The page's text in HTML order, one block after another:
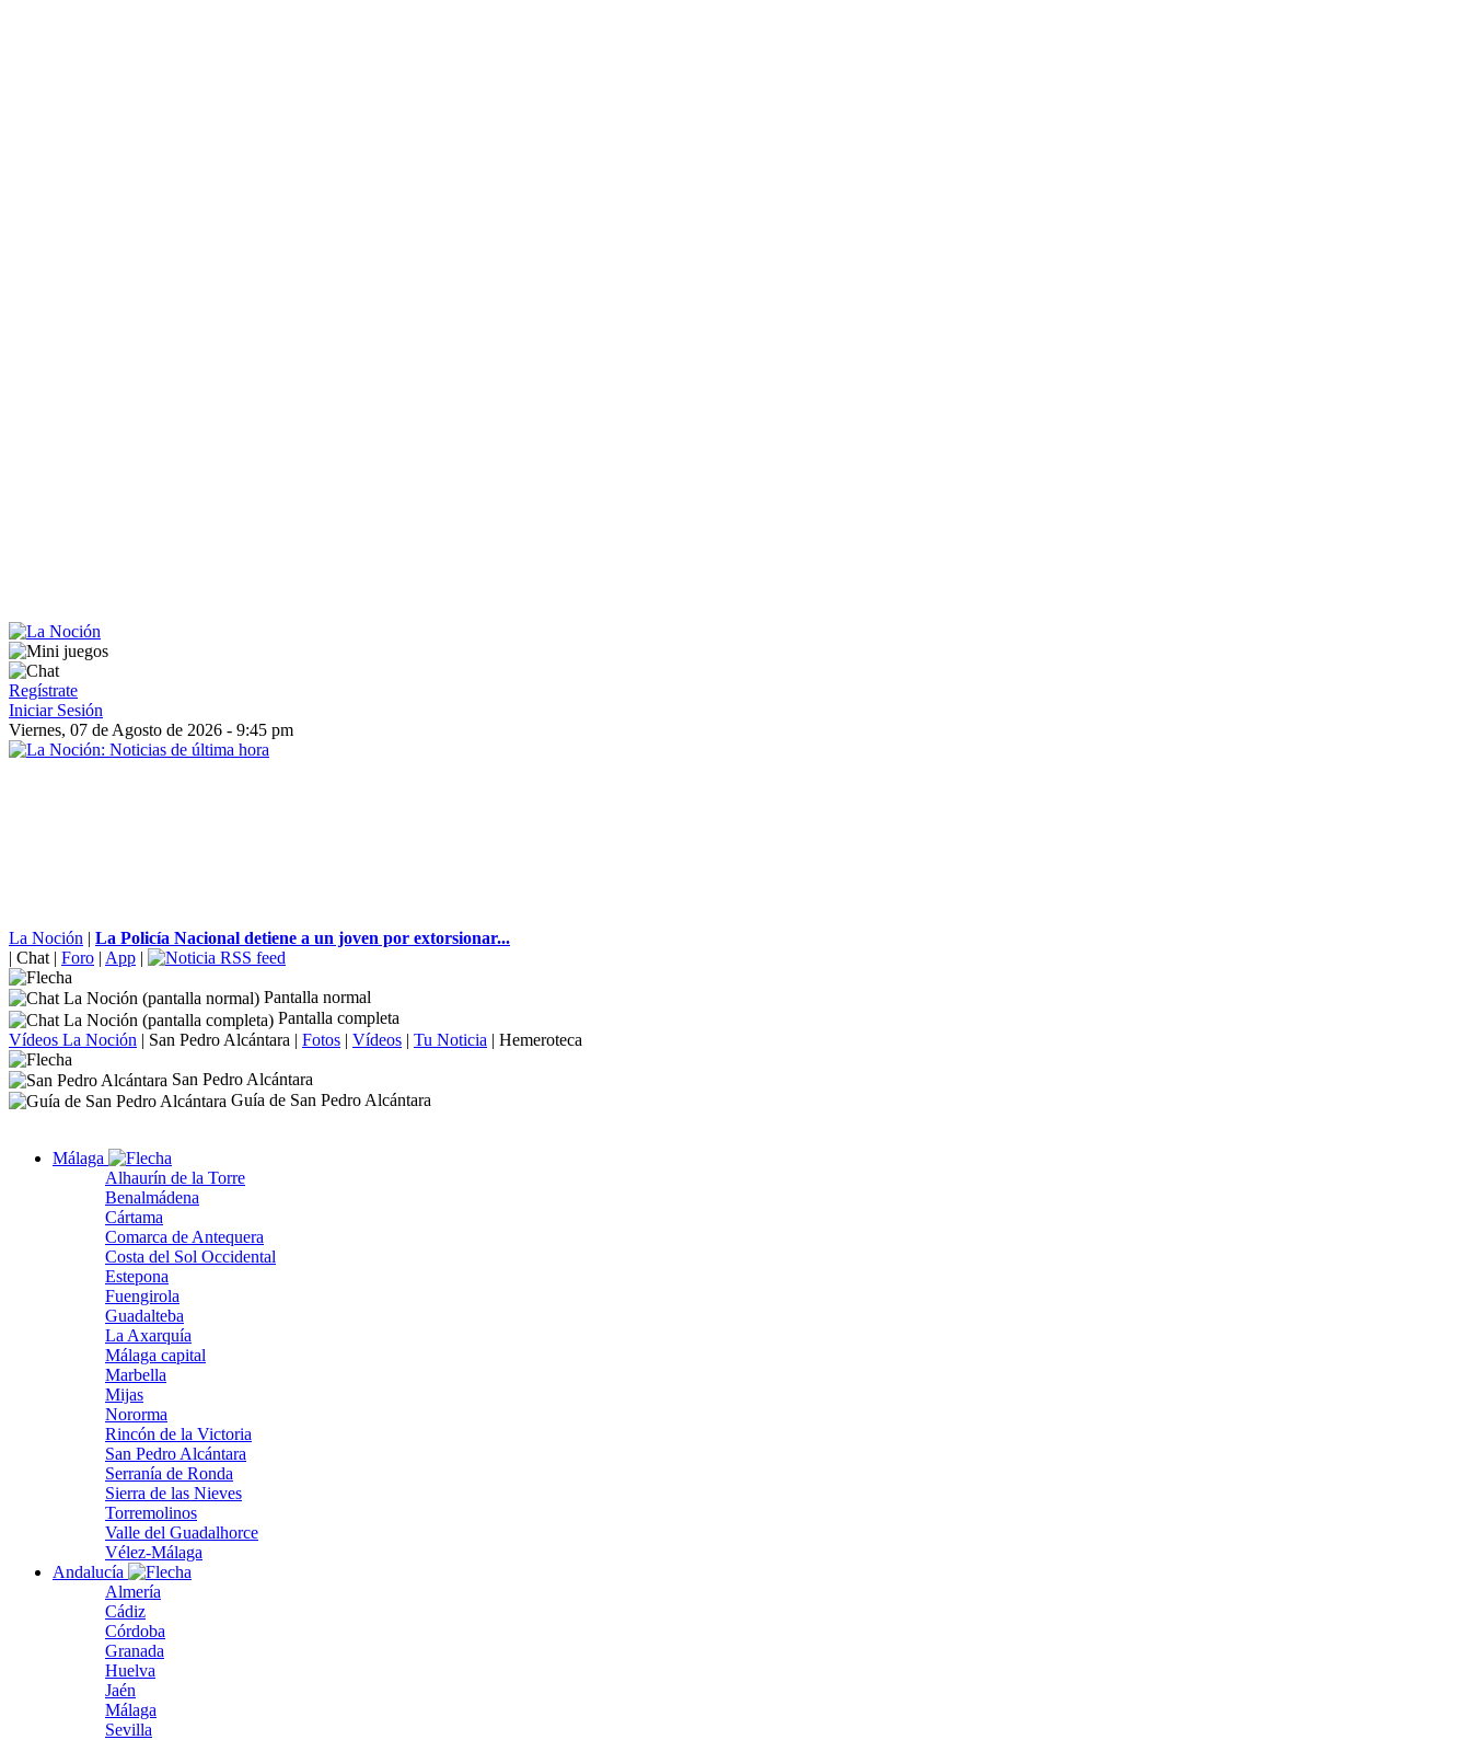
Regístrate
Iniciar Sesión
Viernes, 07 de Agosto de 2026 - 9:45 pm
La Noción | La Policía Nacional detiene a un joven por extorsionar...
| Chat | Foro | App |
Pantalla normal
Pantalla completa
Vídeos La Noción | San Pedro Alcántara | Fotos | Vídeos | Tu Noticia | Hemeroteca
San Pedro Alcántara
Guía de San Pedro Alcántara
Málaga
Alhaurín de la Torre
Benalmádena
Cártama
Comarca de Antequera
Costa del Sol Occidental
Estepona
Fuengirola
Guadalteba
La Axarquía
Málaga capital
Marbella
Mijas
Nororma
Rincón de la Victoria
San Pedro Alcántara
Serranía de Ronda
Sierra de las Nieves
Torremolinos
Valle del Guadalhorce
Vélez-Málaga
Andalucía
Almería
Cádiz
Córdoba
Granada
Huelva
Jaén
Málaga
Sevilla